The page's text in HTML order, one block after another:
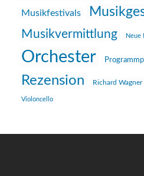
Musikfestivals
Musikvermittlung Neue
Orchester
Rezension Richard Wagner
Violoncello